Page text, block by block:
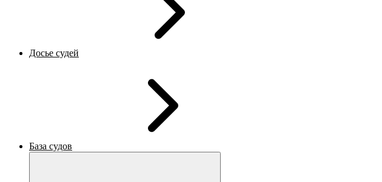
Досье судей
База судов